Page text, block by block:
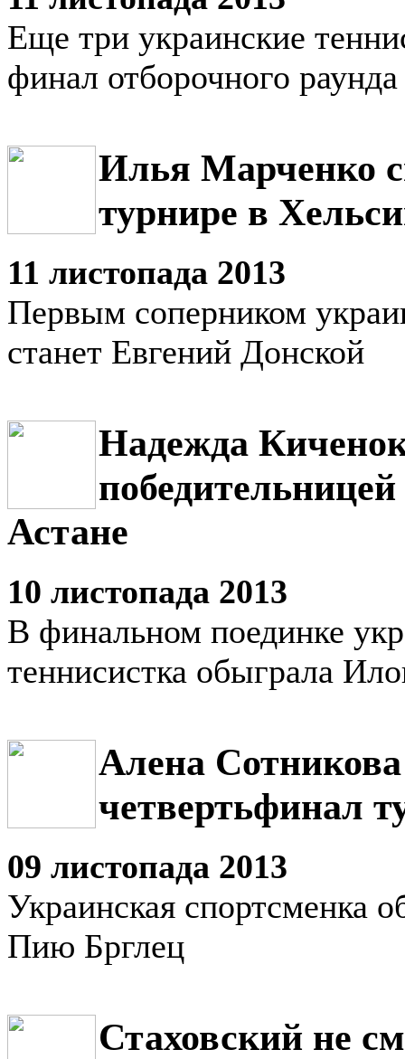
Еще три украинские
финал отборочного раунда
Илья Марченко
турнире в
11 листопада 2013
Первым соперником
станет Евгений Донской
Надежда
Астане
10 листопада 2013
В финальном поединке
теннисистка обыграла
Алена
четвертьфинал
09 листопада 2013
Украинская спортсменка
Пию Брглец
Стаховский не